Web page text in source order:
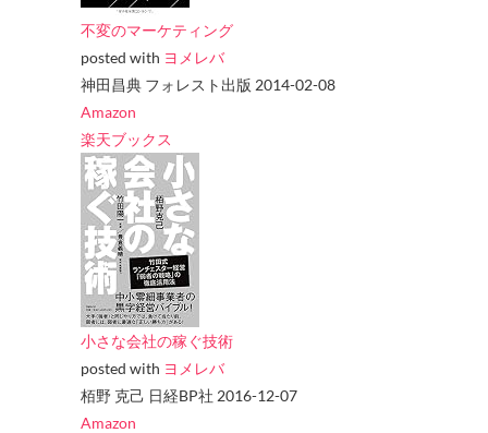
不変のマーケティング
posted with ヨメレバ
神田昌典 フォレスト出版 2014-02-08
Amazon
楽天ブックス
小さな会社の稼ぐ技術
posted with ヨメレバ
栢野 克己 日経BP社 2016-12-07
Amazon